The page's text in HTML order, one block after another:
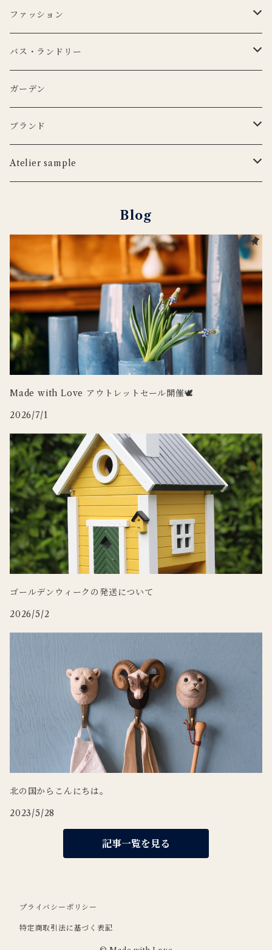
BERTOZZI
3RD CERAMICS
CARRON
KANEKO KOHYO POTTERY
マグカップ
CARRON
3RD CERAMICS
グラス
KIMOTO GLASS TOKYO
LSA
カトラリー
Cutipol
ナプキンリング
WILDLIFE GARDEN
ウッドボード
マイクロシリーズ
クラシックシリーズ
LEDキャンドル
LEDキャンドル
Uyuni Lithing
キャンドルホルダー
LSA
DEKO candle
アニマルフック
オブジェ
フラワーベース
Henry Dean
３RD CERAMICS
iittala
CARRON
OFFICINA NATURALIS
ルームシューズ
tronco
カードホルダー
ラグ
その他インテリア
WILDLIFE GARDEN
tronco
Doing
ぬいぐるみ
ピロー
ファッション
トートバッグ
CARRON
サスペンダー
BERTELLES
ポーチ
tronco
バス・ランドリー
タオル
ガーデン
ブランド
Blabla Kids
DOING GOODS
DUTCH DELUXES
OFFICINA NATURALIS
Uyuni Lighting
Zafferano
Atelier sample
フラワーベース
Blog
Made with Love アウトレットセール開催🕊
2026/7/1
ゴールデンウィークの発送について
2026/5/2
北の国からこんにちは。
2023/5/28
記事一覧を見る
プライバシーポリシー
特定商取引法に基づく表記